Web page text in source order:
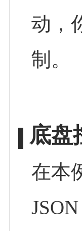
动，
制。
底盘
在本